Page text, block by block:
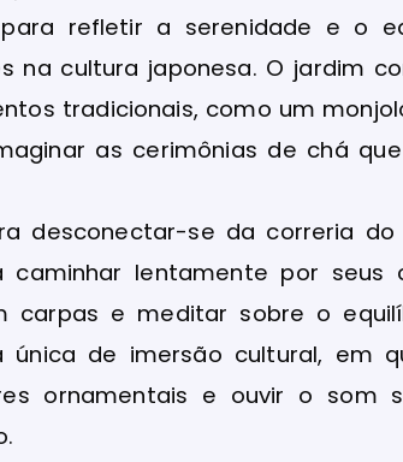
refletir a serenidade e o
na cultura japonesa. O jardim
tradicionais, como um
as cerimônias de chá
desconectar-se da correria do
caminhar lentamente por seus
carpas e meditar sobre o
única de imersão cultural, em
ornamentais e ouvir o som